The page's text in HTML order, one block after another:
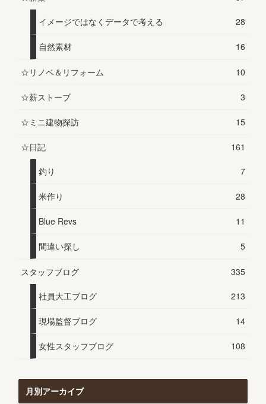
イメージではなくデータで考える 28
自然素材 16
☆リノベ＆リフォーム 10
☆薪ストーブ 3
☆ミニ建物探訪 15
☆日記 161
釣り 7
米作り 28
Blue Revs 11
間違い探し 5
スタッフブログ 335
社員大工ブログ 213
現場監督ブログ 14
女性スタッフブログ 108
月別アーカイブ